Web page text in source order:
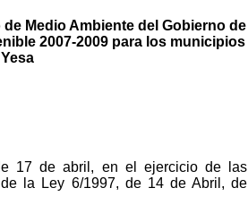
Medio Ambiente del Gobierno de
2007-2009 para los municipios
17 de abril, en el ejercicio de las
la Ley 6/1997, de 14 de Abril, de